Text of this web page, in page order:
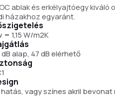
ablak és erkélyajtóegy
házakhoz egyaránt.
= 1,15 W/m2K
dB alap, 47 dB elérhető
hatás, vagy színes akril